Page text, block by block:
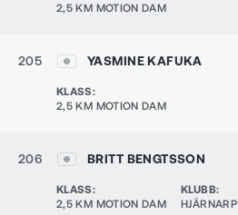
2,5 KM MOTION DAM
205 YASMINE KAFUKA
KLASS:
2,5 KM MOTION DAM
206 BRITT BENGTSSON
KLASS:
2,5 KM MOTION DAM
KLUBB:
HJÄRNARP